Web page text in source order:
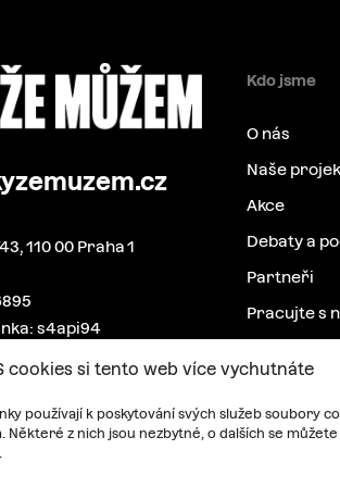
cookies si tento web více vychutnáte
používají k poskytování svých služeb soubory
Některé z nich jsou nezbytné, o dalších se můžete
110 00 Praha 1
s4api94
Kdo jsme
O nás
Naše
Akce
Debaty a
Partneři
Pracujte s